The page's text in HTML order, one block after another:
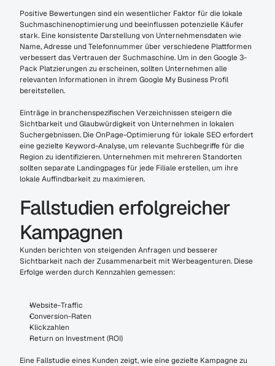
Positive Bewertungen sind ein wesentlicher Faktor für die lokale
Suchmaschinenoptimierung und beeinflussen potenzielle Käufer
stark. Eine konsistente Darstellung von Unternehmensdaten wie
Name, Adresse und Telefonnummer über verschiedene Plattformen
verbessert das Vertrauen der Suchmaschine. Um in den Google 3-
Pack Platzierungen zu erscheinen, sollten Unternehmen alle
relevanten Informationen in ihrem Google My Business Profil
bereitstellen.
Einträge in branchenspezifischen Verzeichnissen steigern die
Sichtbarkeit und Glaubwürdigkeit von Unternehmen in lokalen
Suchergebnissen. Die OnPage-Optimierung für lokale SEO erfordert
eine gezielte Keyword-Analyse, um relevante Suchbegriffe für die
Region zu identifizieren. Unternehmen mit mehreren Standorten
sollten separate Landingpages für jede Filiale erstellen, um ihre
lokale Auffindbarkeit zu maximieren.
Fallstudien erfolgreicher
Kampagnen
Kunden berichten von steigenden Anfragen und besserer
Sichtbarkeit nach der Zusammenarbeit mit Werbeagenturen. Diese
Erfolge werden durch Kennzahlen gemessen:
Website-Traffic
Conversion-Raten
Klickzahlen
Return on Investment (ROI)
Eine Fallstudie eines Kunden zeigt, wie eine gezielte Kampagne zu